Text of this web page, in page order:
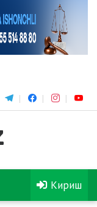
Кириш